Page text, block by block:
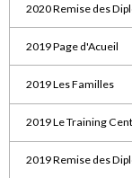
2020 Remise des
2019 Page d'Acueil
2019 Les Familles
2019 Le Training
2019 Remise des